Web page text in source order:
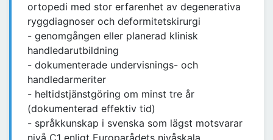
ortopedi med stor erfarenhet av degenerativa
ryggdiagnoser och deformitetskirurgi
- genomgången eller planerad klinisk
handledarutbildning
- dokumenterade undervisnings- och
handledarmeriter
- heltidstjänstgöring om minst tre år
(dokumenterad effektiv tid)
- språkkunskap i svenska som lägst motsvarar